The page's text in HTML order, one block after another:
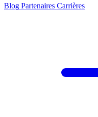
Blog Partenaires Carrières